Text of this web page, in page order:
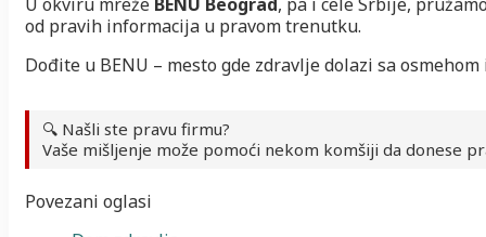
od pravih informacija u pravom trenutku.
Dođite u BENU – mesto gde zdravlje dolazi sa
🔍 Našli ste pravu firmu?
Vaše mišljenje može pomoći nekom komšiji da donese
Povezani oglasi